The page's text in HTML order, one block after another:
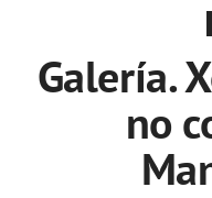
Galería.
no